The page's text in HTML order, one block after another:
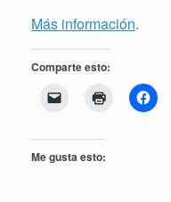
Más información.
Comparte esto:
Me gusta esto: